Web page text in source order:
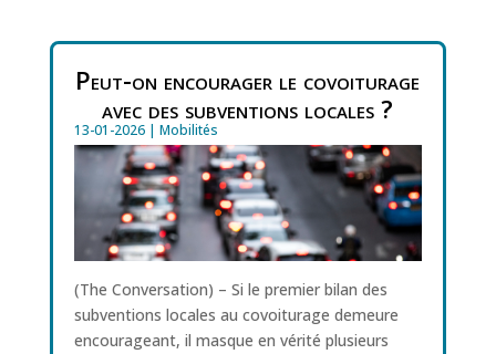
Peut-on encourager le covoiturage
avec des subventions locales ?
13-01-2026| Mobilités
(The Conversation) – Si le premier bilan des
subventions locales au covoiturage demeure
encourageant, il masque en vérité plusieurs